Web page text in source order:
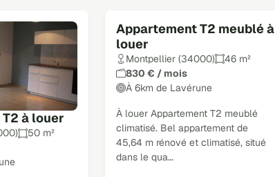
à louer
50 m²
Appartement T2 meublé à
louer
Montpellier (34000)
46 m²
830 € / mois
À 6km de Lavérune
À louer Appartement T2 meublé
climatisé. Bel appartement de
45,64 m rénové et climatisé, situé
dans le qua…